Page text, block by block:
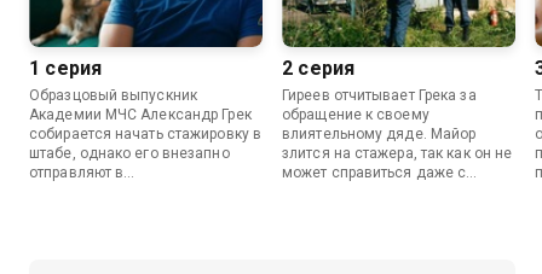
1 серия
Образцовый выпускник
Академии МЧС Александр Грек
собирается начать стажировку в
штабе, однако его внезапно
отправляют в
2 серия
Гиреев отчитывает Грека за
обращение к своему
влиятельному дяде. Майор
злится на стажера, так как он не
может справиться даже с